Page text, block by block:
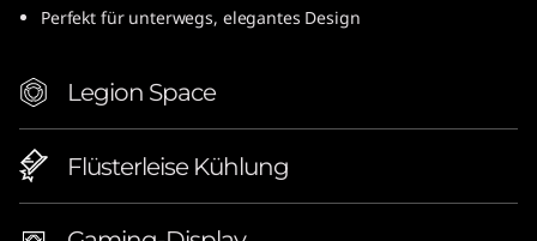
Perfekt für unterwegs, elegantes Design
Legion Space
Flüsterleise Kühlung